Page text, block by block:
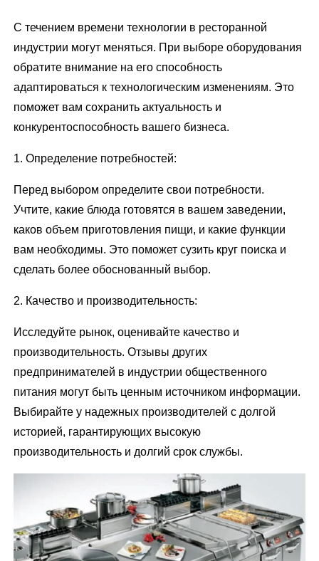
С течением времени технологии в ресторанной
индустрии могут меняться. При выборе оборудования
обратите внимание на его способность
адаптироваться к технологическим изменениям. Это
поможет вам сохранить актуальность и
конкурентоспособность вашего бизнеса.
1. Определение потребностей:
Перед выбором определите свои потребности.
Учтите, какие блюда готовятся в вашем заведении,
каков объем приготовления пищи, и какие функции
вам необходимы. Это поможет сузить круг поиска и
сделать более обоснованный выбор.
2. Качество и производительность:
Исследуйте рынок, оценивайте качество и
производительность. Отзывы других
предпринимателей в индустрии общественного
питания могут быть ценным источником информации.
Выбирайте у надежных производителей с долгой
историей, гарантирующих высокую
производительность и долгий срок службы.